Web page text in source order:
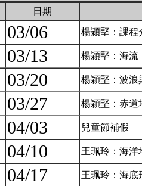
日期
03/06 楊穎堅：課程
03/13 楊穎堅：海流
03/20 楊穎堅：波
03/27 楊穎堅：赤
04/03 兒童節補假
04/10 王珮玲：海
04/17 王珮玲：海